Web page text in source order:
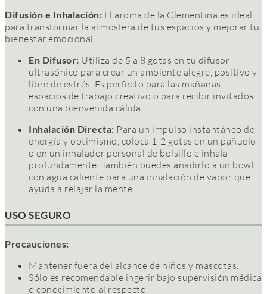
Difusión e Inhalación: El aroma de la Clementina es ideal
para transformar la atmósfera de tus espacios y mejorar tu
bienestar emocional.
En Difusor: Utiliza de 5 a 8 gotas en tu difusor
ultrasónico para crear un ambiente alegre, positivo y
libre de estrés. Es perfecto para las mañanas,
espacios de trabajo creativo o para recibir invitados
con una bienvenida cálida.
Inhalación Directa: Para un impulso instantáneo de
energía y optimismo, coloca 1-2 gotas en un pañuelo
o en un inhalador personal de bolsillo e inhala
profundamente. También puedes añadirlo a un bowl
con agua caliente para una inhalación de vapor que
ayuda a relajar la mente.
USO SEGURO
Precauciones:
Mantener fuera del alcance de niños y mascotas.
Sólo es recomendable ingerir bajo supervisión médica
o conocimiento al respecto.